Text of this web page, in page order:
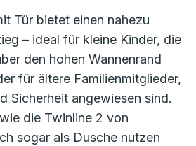
Tür bietet einen nahezu
– ideal für kleine Kinder, die
den hohen Wannenrand
für ältere Familienmitglieder,
Sicherheit angewiesen sind.
die Twinline 2 von
sogar als Dusche nutzen